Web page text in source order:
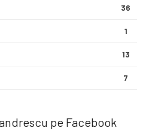
36
1
13
7
pe Facebook